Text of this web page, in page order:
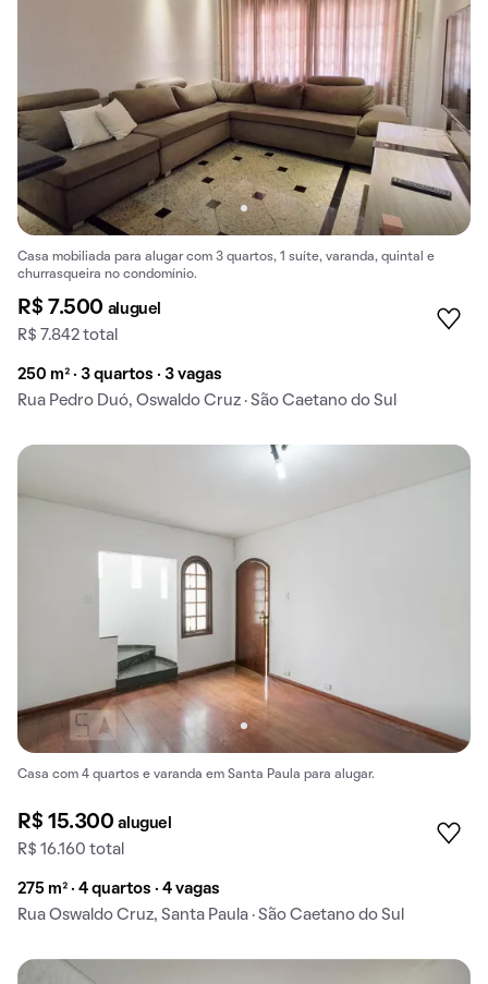
Casa mobiliada para alugar com 3 quartos, 1 suíte, varanda, quintal e
churrasqueira no condomínio.
R$ 7.500 aluguel
R$ 7.842 total
250 m² · 3 quartos · 3 vagas
Rua Pedro Duó, Oswaldo Cruz · São Caetano do Sul
Casa com 4 quartos e varanda em Santa Paula para alugar.
R$ 15.300aluguel
R$ 16.160 total
275 m² · 4 quartos · 4 vagas
Rua Oswaldo Cruz, Santa Paula · São Caetano do Sul